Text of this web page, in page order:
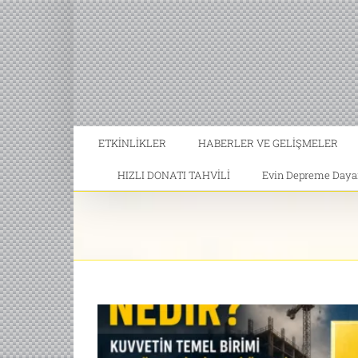
ETKİNLİKLER HABERLER VE GELİŞMELER
HIZLI DONATI TAHVİLİ Evin Depreme